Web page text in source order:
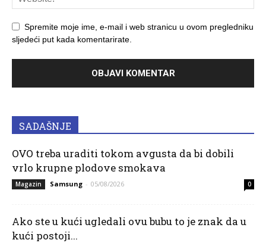
Spremite moje ime, e-mail i web stranicu u ovom pregledniku
sljedeći put kada komentarirate.
SADAŠNJE
OVO treba uraditi tokom avgusta da bi dobili
vrlo krupne plodove smokava
Magazin Samsung - 05/08/2026 0
Ako ste u kući ugledali ovu bubu to je znak da u
kući postoji...